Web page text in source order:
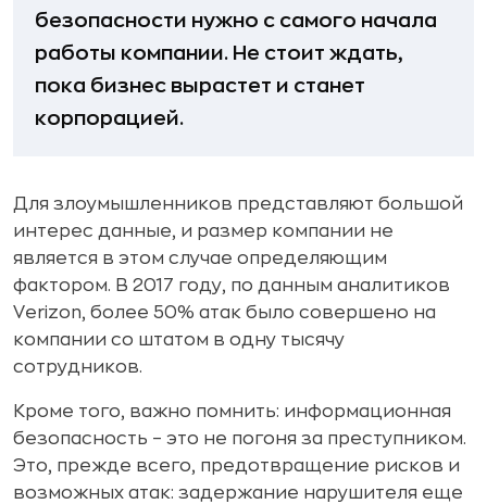
безопасности нужно с самого начала
работы компании. Не стоит ждать,
пока бизнес вырастет и станет
корпорацией.
Для злоумышленников представляют большой
интерес данные, и размер компании не
является в этом случае определяющим
фактором. В 2017 году, по данным аналитиков
Verizon, более 50% атак было совершено на
компании со штатом в одну тысячу
сотрудников.
Кроме того, важно помнить: информационная
безопасность – это не погоня за преступником.
Это, прежде всего, предотвращение рисков и
возможных атак: задержание нарушителя еще